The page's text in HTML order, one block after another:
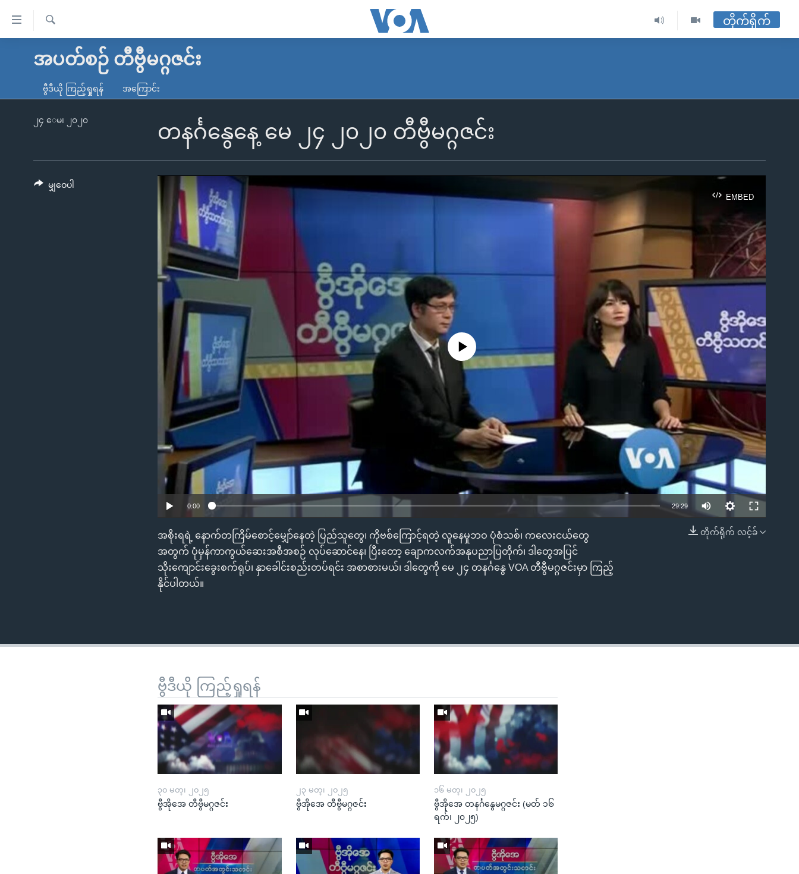
လွယ်ကူ
သည့်
မူလစာမျက်နှာ
ကမ္ဘာ့သတင်းများ
နိုင်ငံတကာ
တရုတ်
အစ္စရေး-ပါလက်စတိုင်း
ရပ်ဝန်းတခု လမ်းတခု အလွန်
အင်္ဂလိပ်စာလေ့လာမယ်
ရ
တိုက်ရိုက်
အပတ်စဉ် တီဗွီမဂ္ဂဇင်း
ဗွီဒီယို ကြည့်ရှုရန် အကြောင်း
တနင်္ဂနွေနေ့ မေ ၂၄ ၂၀၂၀ တီဗွီမဂ္ဂဇင်း
၂၄ ေမ၊ ၂၀၂၀
EMBED
EMBED
No media source currently available
0:00 29:29
တိုက်ရိုက် လင့်ခ်
အစိုးရရဲ့ နောက်တကြိမ်စောင့်မျှော်နေတဲ့ ပြည်သူတွေ၊ ကိုဗစ်ကြောင့်ရတဲ့ လူနေမှုဘဝ ပုံစံသစ်၊ ကလေးငယ်တွေ
အတွက် ပုံမှန်ကာကွယ်ဆေးအစီအစဉ် လုပ်ဆောင်နေ၊ ပြီးတော့ ချောကလက်အနုပညာပြတိုက်၊ ဒါတွေအပြင်
သိုးကျောင်းခွေးစက်ရုပ်၊ နှာခေါင်းစည်းတပ်ရင်း အစာစားမယ်၊ ဒါတွေကို မေ ၂၄ တနင်္ဂနွေ VOA တီဗွီမဂ္ဂဇင်းမှာ ကြည့်
နိုင်ပါတယ်။
မျှဝေပါ
ဗွီဒီယို ကြည့်ရှုရန်
၃၀ မတ္၊ ၂၀၂၅
ဗွီအိုအေ တီဗွီမဂ္ဂဇင်း
၂၃ မတ္၊ ၂၀၂၅
ဗွီအိုအေ တီဗွီမဂ္ဂဇင်း
၁၆ မတ္၊ ၂၀၂၅
ဗွီအိုအေ တနင်္ဂနွေမဂ္ဂဇင်း (မတ် ၁၆
ရက်၊ ၂၀၂၅)